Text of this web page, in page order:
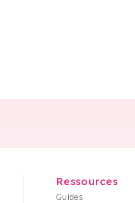
Ressources
Guides